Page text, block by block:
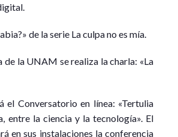
de la serie La culpa no es mía.
la UNAM se realiza la charla: «La
el Conversatorio en línea: «Tertulia
entre la ciencia y la tecnología». El
en sus instalaciones la conferencia